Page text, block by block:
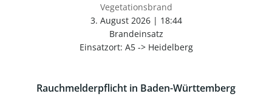
Vegetationsbrand
3. August 2026| 18:44
Brandeinsatz
Einsatzort: A5 -> Heidelberg
Rauchmelderpflicht in Baden-Württemberg